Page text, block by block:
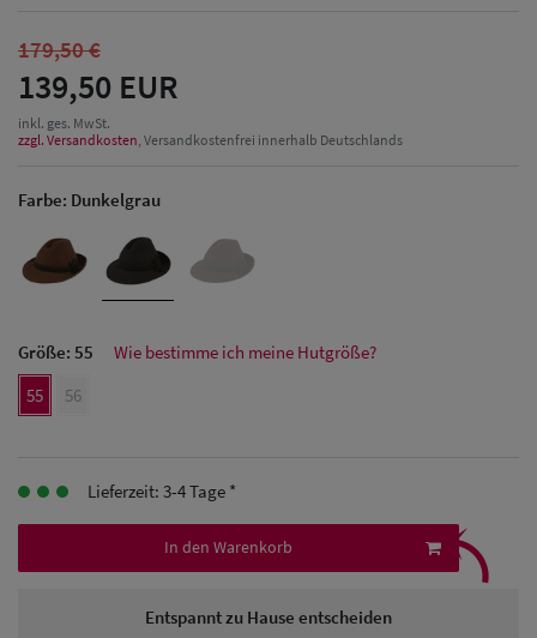
Herren Caps
Herren
Baseball Cpas
Schutz Caps
179,50 €
139,50 EUR
inkl. ges. MwSt.
zzgl. Versandkosten , Versandkostenfrei innerhalb Deutschlands
Farbe: Dunkelgrau
Größe: 55
Wie bestimme ich meine Hutgröße?
55
56
Lieferzeit: 3-4 Tage *
In den Warenkorb
Entspannt zu Hause entscheiden
⤹